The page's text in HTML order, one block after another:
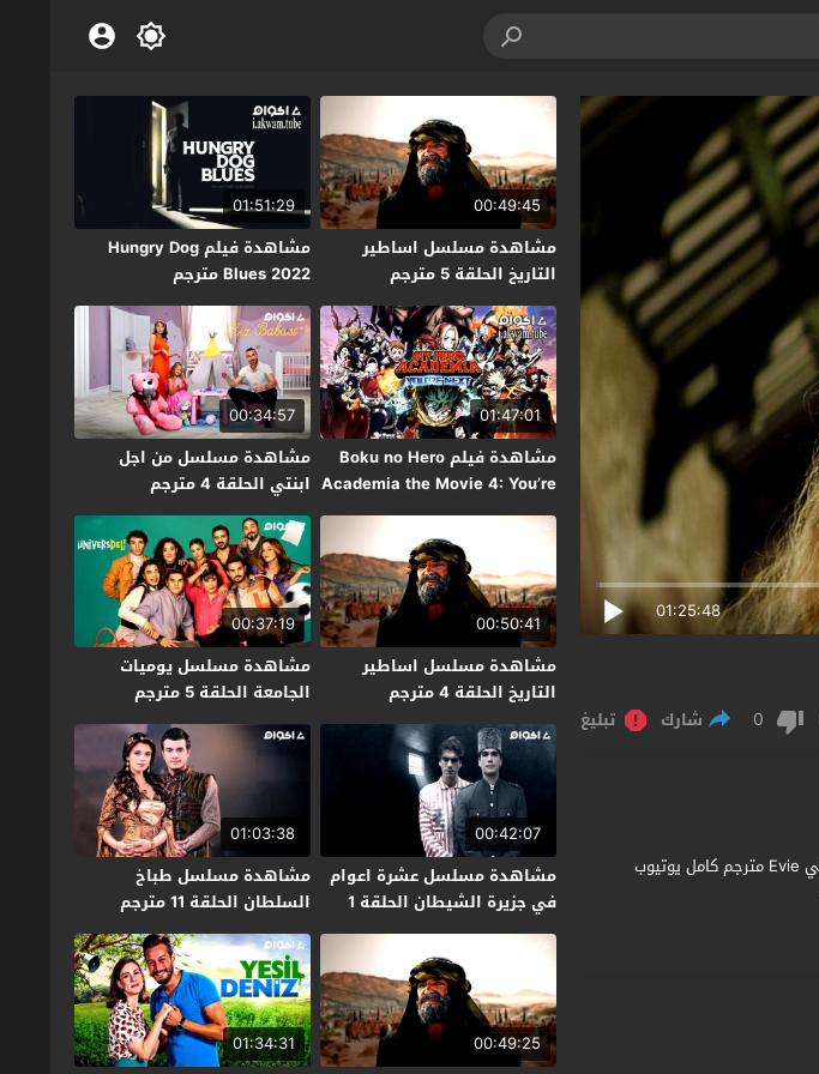
01:25:48
0 شارك تبليغ
مشاهدة وتحميل فيلم Evie 2023 مترجم جودة عالية بدون اعلانات مزعجة مشاهدة اون لاين فيلم ايفي Evie مترجم كامل يوتيوب
00:49:45
مشاهدة مسلسل اساطير
التاريخ الحلقة 5 مترجم
01:51:29
مشاهدة فيلم Hungry Dog
Blues 2022 مترجم
01:47:01
مشاهدة فيلم Boku no Hero
Academia the Movie 4: You’re
Next 2024 مترجم
00:34:57
مشاهدة مسلسل من اجل
ابنتي الحلقة 4 مترجم
00:50:41
مشاهدة مسلسل اساطير
التاريخ الحلقة 4 مترجم
00:37:19
مشاهدة مسلسل يوميات
الجامعة الحلقة 5 مترجم
00:42:07
مشاهدة مسلسل عشرة اعوام
في جزيرة الشيطان الحلقة 1
مترجم
01:03:38
مشاهدة مسلسل طباخ
السلطان الحلقة 11 مترجم
00:49:25
01:34:31